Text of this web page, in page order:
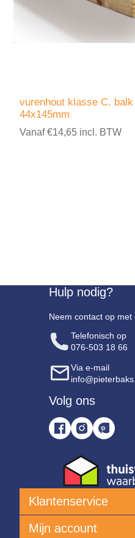
vurenhout klasse C.
44x145mm
Vanaf €14,65 incl. BTW
Hulp nodig?
Neem contact op
Telefonisch op
076-503 18 66
Via e-mail
Volg ons
Klantenservice
Nieuwe producten
Klanten Service
Mijn account